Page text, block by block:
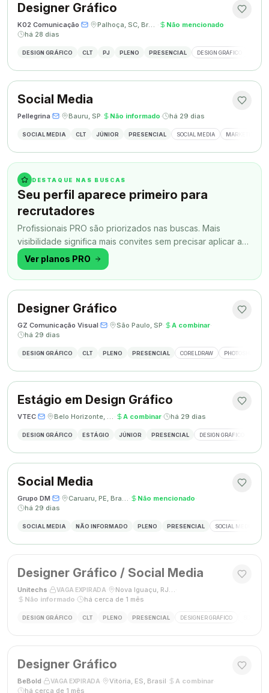
Designer Gráfico
K02 Comunicação· · Palhoça, SC, Brasil · Não mencionado·
há 28 dias
DESIGN GRÁFICO CLT PJ PLENO PRESENCIAL DESIGN GRÁFICO
Social Media
Pellegrina· · Bauru, SP· Não informado· há 29 dias
SOCIAL MEDIA CLT JÚNIOR PRESENCIAL SOCIAL MEDIA MARKETING
DESTAQUE NAS BUSCAS
Seu perfil aparece primeiro para
recrutadores
Profissionais PRO são priorizados nas buscas. Mais
visibilidade significa mais convites sem precisar aplicar a
todo momento.
Ver planos PRO
Designer Gráfico
GZ Comunicação Visual· · São Paulo, SP· A combinar·
há 29 dias
DESIGN GRÁFICO CLT PLENO PRESENCIAL CORELDRAW PHOTOSHOP
Estágio em Design Gráfico
VTEC· · Belo Horizonte, MG · A combinar· há 29 dias
DESIGN GRÁFICO ESTÁGIO JÚNIOR PRESENCIAL DESIGN GRÁFICO
Social Media
Grupo DM· · Caruaru, PE, Brasil· Não mencionado·
há 29 dias
SOCIAL MEDIA NÃO INFORMADO PLENO PRESENCIAL SOCIAL MEDIA
Designer Gráfico / Social Media
Unitechs VAGA EXPIRADA Nova Iguaçu, RJ, Brasil
Não informado
há cerca de 1 mês
DESIGN GRÁFICO CLT PLENO PRESENCIAL DESIGNER GRÁFICO
Designer Gráfico
BeBold VAGA EXPIRADA Vitória, ES, Brasil A combinar·
há cerca de 1 mês